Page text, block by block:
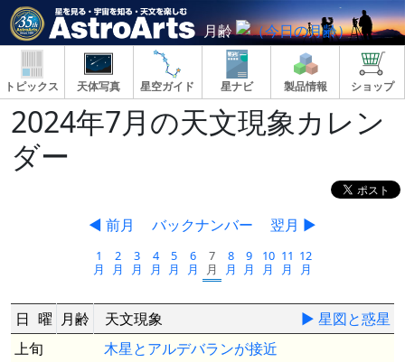
月齢
トピックス 天体写真 星空ガイド 星ナビ 製品情報 ショップ
2024年7月の天文現象カレン
ダー
◀ 前月 バックナンバー 翌月 ▶
1
月
2
月
3
月
4
月
5
月
6
月
7
月
8
月
9
月
10
月
11
月
12
月
日 曜 月齢 天文現象
▶ 星図と惑星
上旬
木星とアルデバランが接近